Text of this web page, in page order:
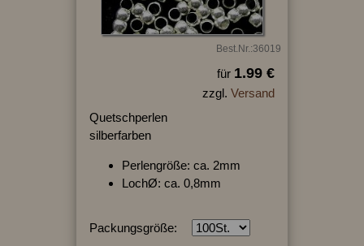
Best.Nr.:36019
für 1.99 €
zzgl. Versand
Quetschperlen
silberfarben
Perlengröße: ca. 2mm
LochØ: ca. 0,8mm
Packungsgröße: